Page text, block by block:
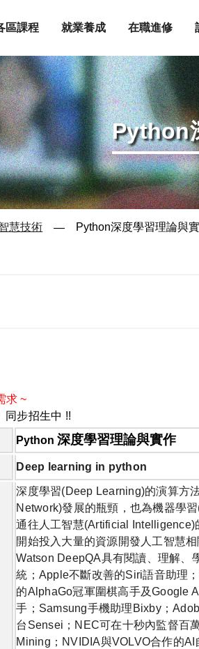
區課程 就業養成 在職進修
Python
慧技術 — Python深度學習理論與
求 ~
同步招生中 !!
Python深度學習理論與實作
Deep learning in python
深度學習(Deep Learning)的演算方
Network)發展的瓶頸，也為機器學習
通往人工智慧(Artificial Intelligence)
開始投入大量的資源開發人工智慧
Watson DeepQA具有閱讀、理解、
統； Apple不斷改善的Siri語音助理；
的AlphaGo冠軍圍棋高手及Google
手； Samsung手機助理 Bixby；
台 Sensei ； NEC可在十秒內監督百
Mining ； NVIDIA與VOLVO合作的AI